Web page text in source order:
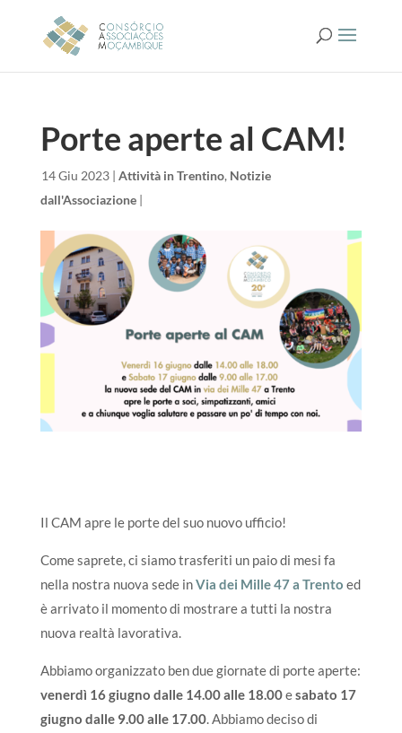
Porte aperte al CAM!
14 Giu 2023| Attività in Trentino, Notizie
dall'Associazione|
Il CAM apre le porte del suo nuovo ufficio!
Come saprete, ci siamo trasferiti un paio di mesi fa
nella nostra nuova sede inVia dei Mille 47 a Trento ed
è arrivato il momento di mostrare a tutti la nostra
nuova realtà lavorativa.
Abbiamo organizzato ben due giornate di porte aperte:
venerdì 16 giugno dalle 14.00 alle 18.00esabato 17
giugno dalle 9.00 alle 17.00. Abbiamo deciso di